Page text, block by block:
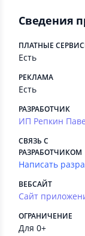
Сведения
ПЛАТНЫЕ
Есть
РЕКЛАМА
Есть
РАЗРАБОТЧИК
ИП Репкин
СВЯЗЬ С
РАЗРАБОТЧИКОМ
Написать
ВЕБСАЙТ
Сайт
ОГРАНИЧЕНИЕ
Для 0+